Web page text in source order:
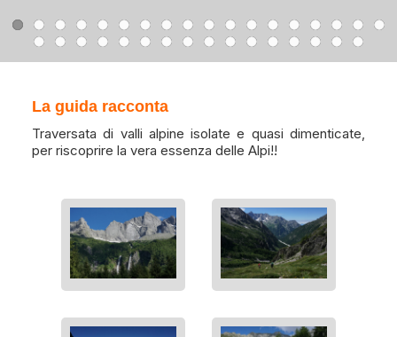
La guida racconta
Traversata di valli alpine isolate e quasi dimenticate,
per riscoprire la vera essenza delle Alpi!!